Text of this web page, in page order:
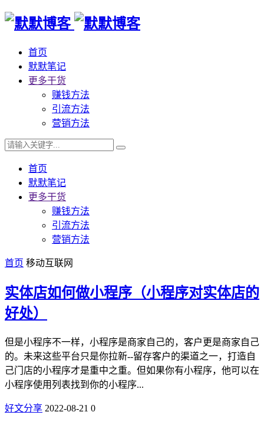
首页
默默笔记
更多干货
赚钱方法
引流方法
营销方法
首页
默默笔记
更多干货
赚钱方法
引流方法
营销方法
首页 移动互联网
实体店如何做小程序（小程序对实体店的
好处）
但是小程序不一样，小程序是商家自己的，客户更是商家自己
的。未来这些平台只是你拉新--留存客户的渠道之一，打造自
己门店的小程序才是重中之重。但如果你有小程序，他可以在
小程序使用列表找到你的小程序...
好文分享 2022-08-21 0